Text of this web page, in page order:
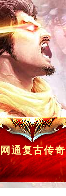
网通复古传奇